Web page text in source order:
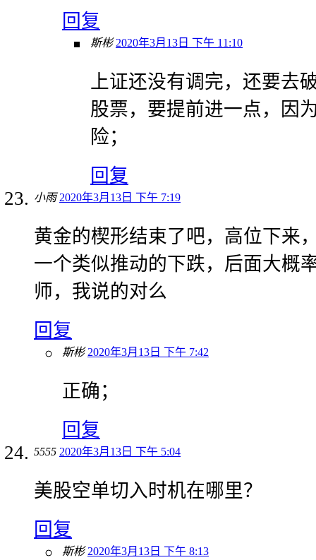
回复
斯彬 2020年3月13日 下午 11:10
上证还没有调完，还要去
股票，要提前进一点，因
险；
回复
小雨 2020年3月13日 下午 7:19
黄金的楔形结束了吧，高位下来
一个类似推动的下跌，后面大概
师，我说的对么
回复
斯彬 2020年3月13日 下午 7:42
正确；
回复
5555 2020年3月13日 下午 5:04
美股空单切入时机在哪里？
回复
斯彬 2020年3月13日 下午 8:13